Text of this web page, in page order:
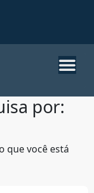
por:
que você está